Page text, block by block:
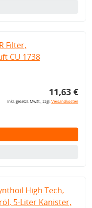
Filter,
CU 1738
11,63 €
inkl. gesetzl. MwSt., zzgl.Versandkosten
High Tech,
5-Liter Kanister,